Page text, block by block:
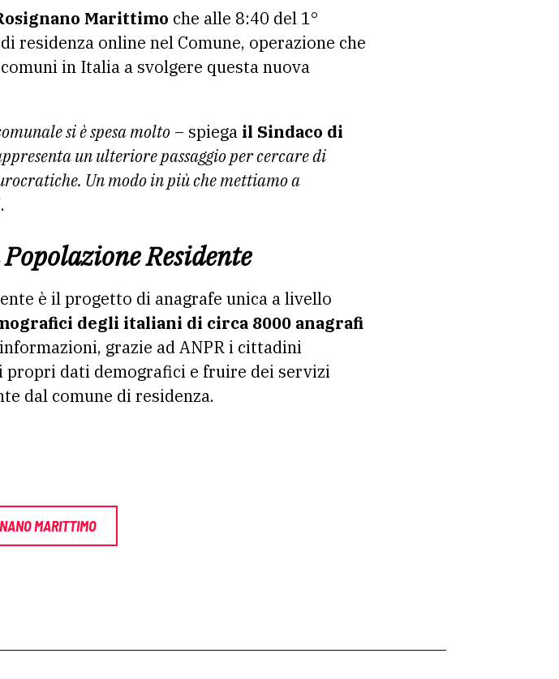
Marittimo che alle 8:40 del 1°
residenza online nel Comune, operazione che
in Italia a svolgere questa nuova
si è spesa molto – spiega il Sindaco di
un ulteriore passaggio per cercare di
Un modo in più che mettiamo a
Residente
è il progetto di anagrafe unica a livello
degli italiani di circa 8000 anagrafi
grazie ad ANPR i cittadini
dati demografici e fruire dei servizi
dal comune di residenza.
MARITTIMO